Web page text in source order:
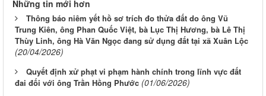
Những tin mới hơn
Thông báo niêm yết hồ sơ trích đo thửa đất do ông Vũ
Trung Kiên, ông Phan Quốc Việt, bà Lục Thị Hương, bà Lê Thị
Thùy Linh, ông Hà Văn Ngọc đang sử dụng đất tại xã Xuân Lộc
(20/04/2026)
Quyết định xử phạt vi phạm hành chính trong lĩnh vực đất
đai đối với ông Trần Hồng Phước (01/06/2026)